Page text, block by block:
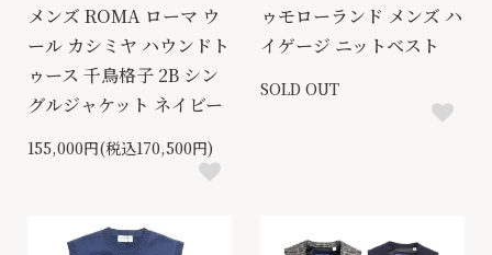
メンズ ROMA ローマ ウ
ール カシミヤ ハウンドト
ゥース 千鳥格子 2B シン
グルジャケット ネイビー
155,000円(税込170,500円)
ゥモローランド メンズ ハ
イゲージ ニットベスト
SOLD OUT